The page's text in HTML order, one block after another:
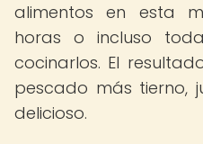
alimentos en esta
horas o incluso
cocinarlos. El
pescado más tierno,
delicioso.